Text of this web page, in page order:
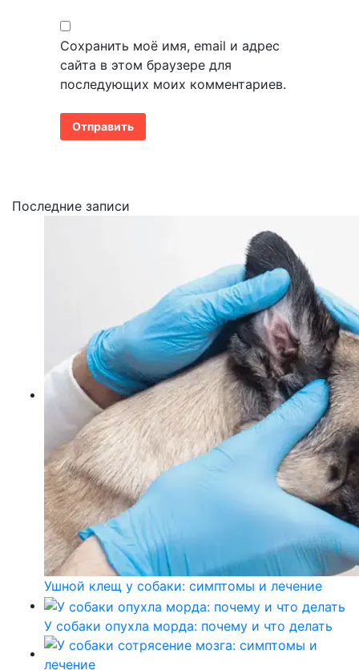
Сохранить моё имя, email и адрес
сайта в этом браузере для
последующих моих комментариев.
Последние записи
Ушной клещ у собаки: симптомы и лечение
У собаки опухла морда: почему и что делать